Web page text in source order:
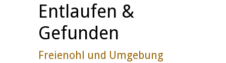
Entlaufen &
Gefunden
Freienohl und Umgebung